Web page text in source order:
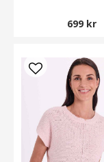
699 kr